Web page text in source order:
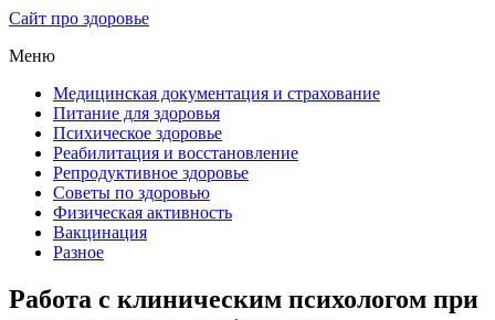
Сайт про здоровье
Меню
Медицинская документация и страхование
Питание для здоровья
Психическое здоровье
Реабилитация и восстановление
Репродуктивное здоровье
Советы по здоровью
Физическая активность
Вакцинация
Разное
Работа с клиническим психологом при